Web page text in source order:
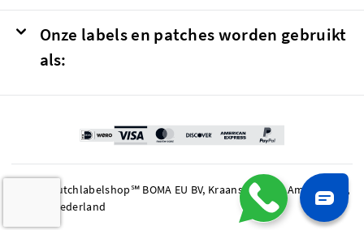
Onze labels en patches worden gebruikt
als:
© 2026 Dutchlabelshop℠ BOMA EU BV, Kraanspoor 50, Amsterdam,
1033 SE Nederland